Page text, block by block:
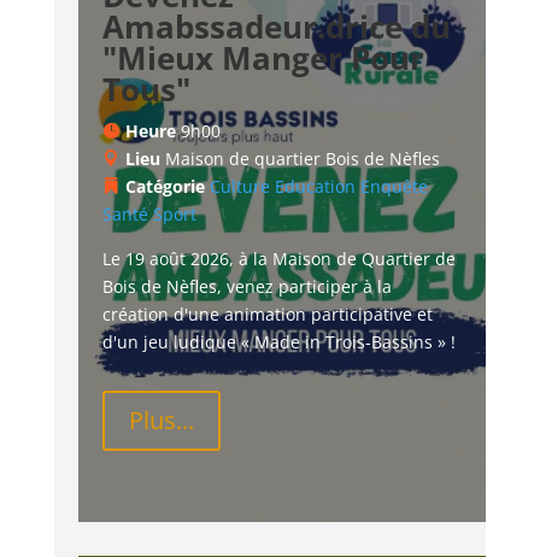
Amabssadeur.drice du
"Mieux Manger Pour
Tous"
Heure9h00
Lieu Maison de quartier Bois de Nèfles
CatégorieCulture Education Enquête
Santé Sport
Le 19 août 2026, à la Maison de Quartier de
Bois de Nèfles, venez participer à la
création d'une animation participative et
d'un jeu ludique « Made in Trois-Bassins » !
Plus...